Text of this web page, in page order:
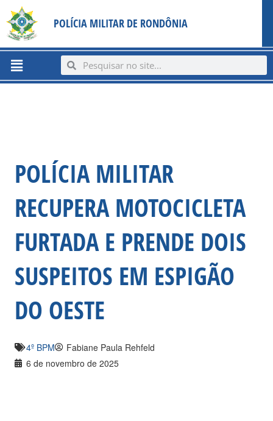
content
para
conteúdo
POLÍCIA MILITAR DE RONDÔNIA
Menu SearchSearch
POLÍCIA MILITAR
RECUPERA MOTOCICLETA
FURTADA E PRENDE DOIS
SUSPEITOS EM ESPIGÃO
DO OESTE
4º BPM
Fabiane Paula Rehfeld
6 de novembro de 2025